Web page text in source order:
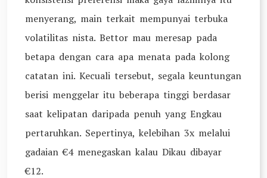
menyerang, main terkait mempunyai terbuka
volatilitas nista. Bettor mau meresap pada
betapa dengan cara apa menata pada kolong
catatan ini. Kecuali tersebut, segala keuntungan
berisi menggelar itu beberapa tinggi berdasar
saat kelipatan daripada penuh yang Engkau
pertaruhkan. Sepertinya, kelebihan 3x melalui
gadaian €4 menegaskan kalau Dikau dibayar
€12.